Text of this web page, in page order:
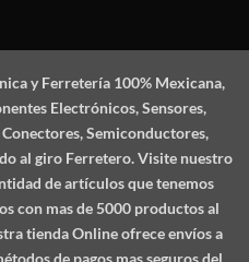
y Ferretería 100% Mexicana,
Electrónicos, Sensores,
Semiconductores,
al giro Ferretero. Visite nuestro
de artículos que tenemos
con mas de 5000 productos al
tienda Online ofrece envíos a
de pagos mas seguros del